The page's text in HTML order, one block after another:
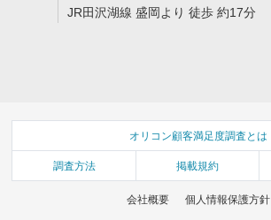
JR田沢湖線 盛岡より 徒歩 約17分
オリコン顧客満足度調査とは
調査方法 掲載規約
会社概要 個人情報保護方針